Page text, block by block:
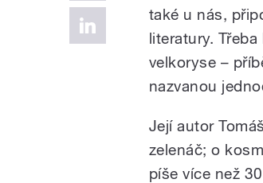
také u nás,
literatury.
velkoryse –
nazvanou
Její autor
zelenáč; o
píše více než